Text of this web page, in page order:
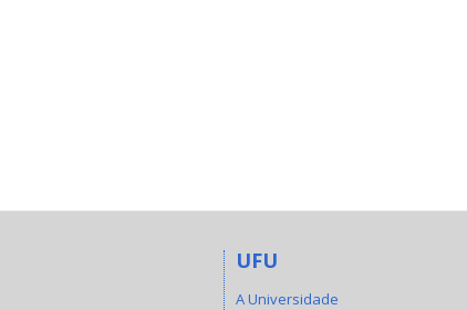
UFU
A Universidade